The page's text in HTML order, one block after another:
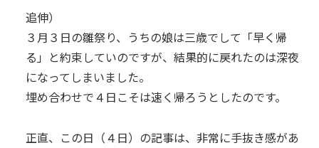
追伸）
３月３日の雛祭り、うちの娘は三歳でして「早く帰
る」と約束していのですが、結果的に戻れたのは深夜
になってしまいました。
埋め合わせで４日こそは速く帰ろうとしたのです。
正直、この日（４日）の記事は、非常に手抜き感があ